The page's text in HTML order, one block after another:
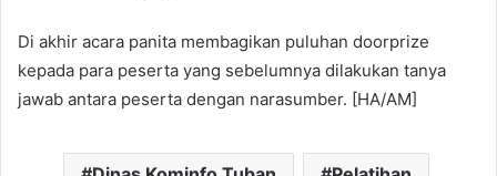
Di akhir acara panita membagikan puluhan doorprize
kepada para peserta yang sebelumnya dilakukan tanya
jawab antara peserta dengan narasumber. [HA/AM]